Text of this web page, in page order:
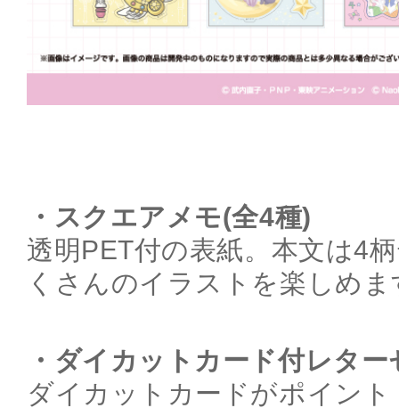
・スクエアメモ(全4種)
透明PET付の表紙。本文は4
くさんのイラストを楽しめま
・ダイカットカード付レタ
ダイカットカードがポイン